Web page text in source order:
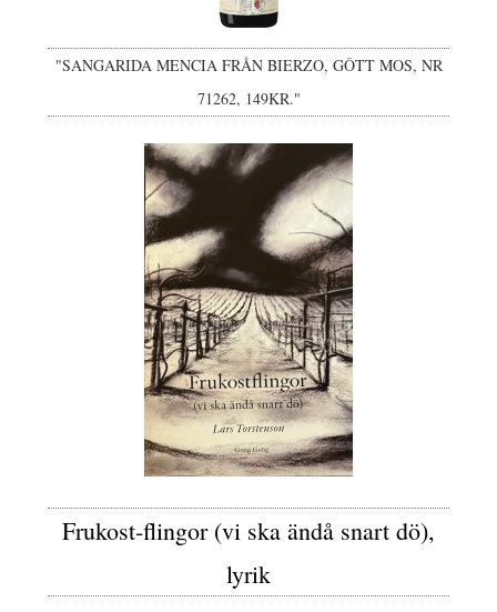
"SANGARIDA MENCIA FRÅN BIERZO, GÔTT MOS, NR
71262, 149KR."
Frukost-flingor (vi ska ändå snart dö),
lyrik